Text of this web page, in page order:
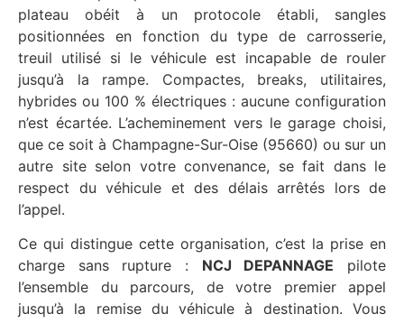
plateau obéit à un protocole établi, sangles
positionnées en fonction du type de carrosserie,
treuil utilisé si le véhicule est incapable de rouler
jusqu’à la rampe. Compactes, breaks, utilitaires,
hybrides ou 100 % électriques : aucune configuration
n’est écartée. L’acheminement vers le garage choisi,
que ce soit à Champagne-Sur-Oise (95660) ou sur un
autre site selon votre convenance, se fait dans le
respect du véhicule et des délais arrêtés lors de
l’appel.
Ce qui distingue cette organisation, c’est la prise en
charge sans rupture : NCJ DEPANNAGE pilote
l’ensemble du parcours, de votre premier appel
jusqu’à la remise du véhicule à destination. Vous